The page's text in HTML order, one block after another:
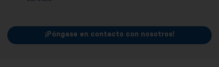
¡Póngase en contacto con nosotros!